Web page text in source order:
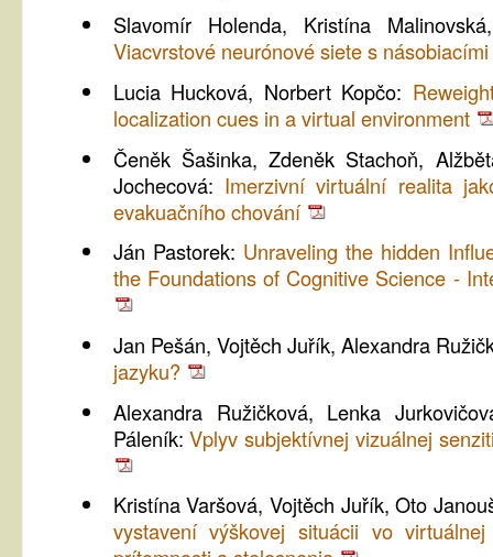
Slavomír Holenda, Kristína
Viacvrstové neurónové siete s
Lucia Hucková, Norbert Kopčo:
localization cues in a virtual environment
Čeněk Šašinka, Zdeněk Stachoň,
Jochecová: Imerzivní virtuální realita
evakuačního chování
Ján Pastorek: Unraveling the hidden
the Foundations of Cognitive Science -
Jan Pešán, Vojtěch Juřík, Alexandra
jazyku?
Alexandra Ružičková, Lenka
Páleník:Vplyv subjektívnej vizuálnej
Kristína Varšová, Vojtěch Juřík, Oto
vystavení výškovej situácii vo